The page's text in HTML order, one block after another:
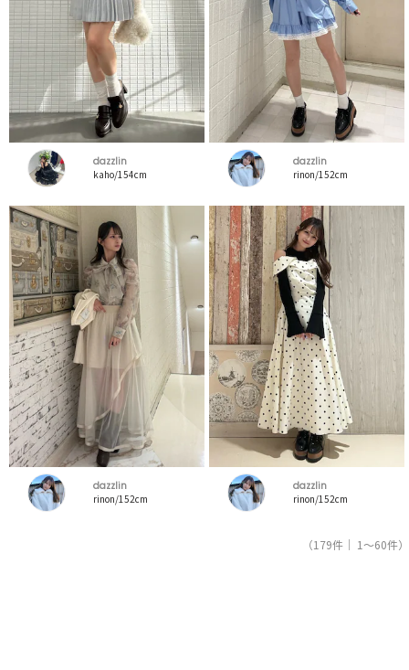
dazzlin
kaho/154cm
dazzlin
rinon/152cm
dazzlin
rinon/152cm
dazzlin
rinon/152cm
（179件｜ 1～60件）